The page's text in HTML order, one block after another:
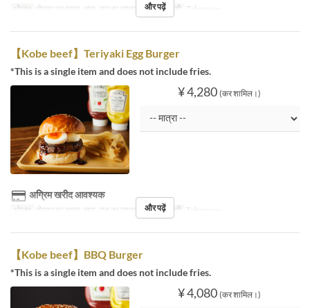
भोजन दोपहर का खाना, चाय, रात का खाना सीट की श्रेणी Takeaway
और पढ़ें
【Kobe beef】Teriyaki Egg Burger
*This is a single item and does not include fries.
¥ 4,280 (कर शामिल।)
अग्रिम खरीद आवश्यक
भोजन दोपहर का खाना, चाय, रात का खाना सीट की श्रेणी Takeaway
और पढ़ें
【Kobe beef】BBQ Burger
*This is a single item and does not include fries.
¥ 4,080 (कर शामिल।)